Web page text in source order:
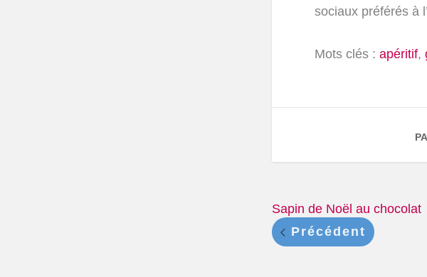
sociaux préférés à
Mots clés : apéritif,
Sapin de Noël au chocolat
Précédent